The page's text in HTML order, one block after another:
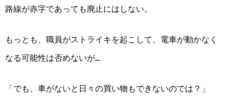
路線が赤字であっても廃止にはしない。
もっとも、職員がストライキを起こして、電車が動かなく
なる可能性は否めないが…
「でも、車がないと日々の買い物もできないのでは？」